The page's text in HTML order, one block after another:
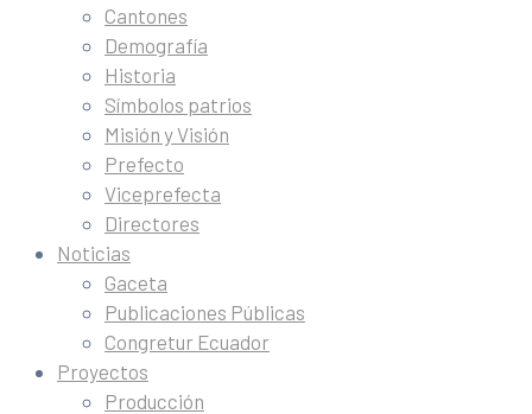
Cantones
Demografía
Historia
Símbolos patrios
Misión y Visión
Prefecto
Viceprefecta
Directores
Noticias
Gaceta
Publicaciones Públicas
Congretur Ecuador
Proyectos
Producción